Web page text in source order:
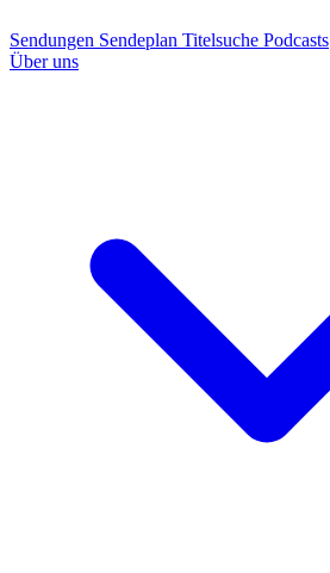
Sendungen Sendeplan Titelsuche Podcasts
Über uns